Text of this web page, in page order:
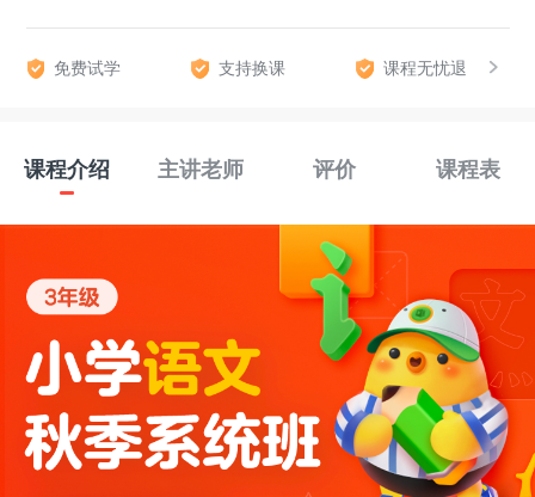
免费试学 支持换课 课程无忧退
课程介绍 主讲老师 评价 课程表